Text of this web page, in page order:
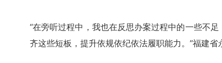
“在旁听过程中，我也在反思办案过程中的一些不
齐这些短板，提升依规依纪依法履职能力。”福建